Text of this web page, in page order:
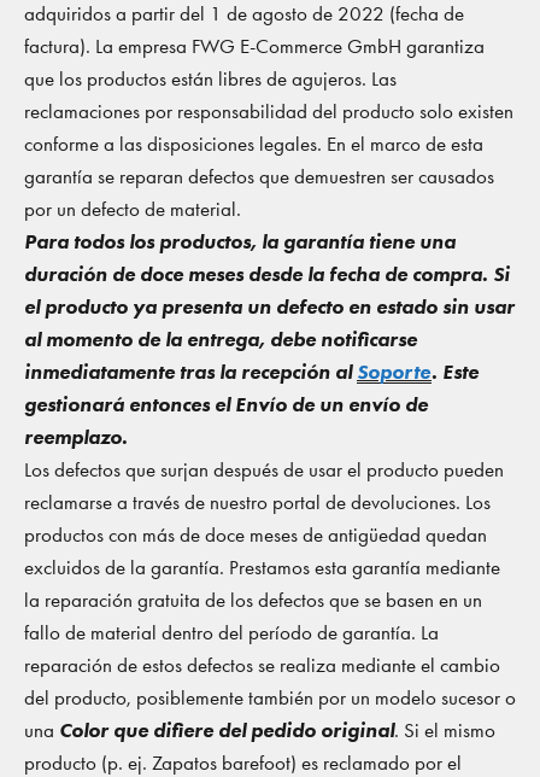
adquiridos a partir del 1 de agosto de 2022 (fecha de
factura). La empresa FWG E-Commerce GmbH garantiza
que los productos están libres de agujeros. Las
reclamaciones por responsabilidad del producto solo existen
conforme a las disposiciones legales. En el marco de esta
garantía se reparan defectos que demuestren ser causados
por un defecto de material.
Para todos los productos, la garantía tiene una
duración de doce meses desde la fecha de compra. Si
el producto ya presenta un defecto en estado sin usar
al momento de la entrega, debe notificarse
inmediatamente tras la recepción al Soporte. Este
gestionará entonces el Envío de un envío de
reemplazo.
Los defectos que surjan después de usar el producto pueden
reclamarse a través de nuestro portal de devoluciones. Los
productos con más de doce meses de antigüedad quedan
excluidos de la garantía. Prestamos esta garantía mediante
la reparación gratuita de los defectos que se basen en un
fallo de material dentro del período de garantía. La
reparación de estos defectos se realiza mediante el cambio
del producto, posiblemente también por un modelo sucesor o
una Color que difiere del pedido original. Si el mismo
producto (p. ej. Zapatos barefoot) es reclamado por el